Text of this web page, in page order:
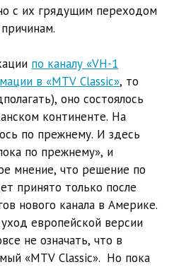
с их грядущим переходом
по каналу «VH-1
в «MTV Classiс», то
оно состоялось
континенте. На
по прежнему. И здесь
по прежнему», и
мнение, что решение по
принято только после
нового канала в Америке.
европейской версии
не означать, что в
«MTV Classic». Но пока